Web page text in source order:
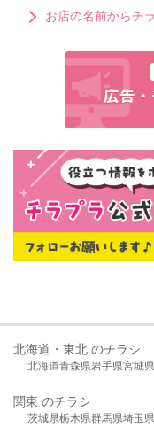
お店の名前からチ
北海道・東北 のチラシ
北海道青森県岩手県宮城県
関東 のチラシ
茨城県栃木県群馬県埼玉県